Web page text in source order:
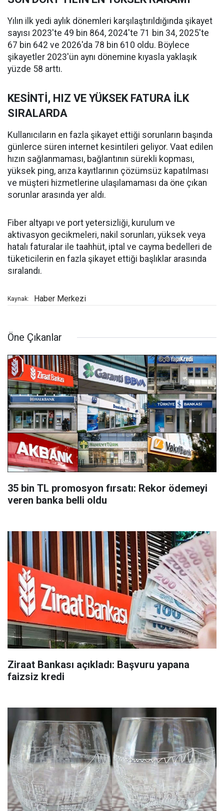
Yılın ilk yedi aylık dönemleri karşılaştırıldığında şikayet
sayısı 2023'te 49 bin 864, 2024'te 71 bin 34, 2025'te
67 bin 642 ve 2026'da 78 bin 610 oldu. Böylece
şikayetler 2023'ün aynı dönemine kıyasla yaklaşık
yüzde 58 arttı.
KESİNTİ, HIZ VE YÜKSEK FATURA İLK
SIRALARDA
Kullanıcıların en fazla şikayet ettiği sorunların başında
günlerce süren internet kesintileri geliyor. Vaat edilen
hızın sağlanmaması, bağlantının sürekli kopması,
yüksek ping, arıza kayıtlarının çözümsüz kapatılması
ve müşteri hizmetlerine ulaşılamaması da öne çıkan
sorunlar arasında yer aldı.
Fiber altyapı ve port yetersizliği, kurulum ve
aktivasyon gecikmeleri, nakil sorunları, yüksek veya
hatalı faturalar ile taahhüt, iptal ve cayma bedelleri de
tüketicilerin en fazla şikayet ettiği başlıklar arasında
sıralandı.
Kaynak: Haber Merkezi
Öne Çıkanlar
35 bin TL promosyon fırsatı: Rekor ödemeyi
veren banka belli oldu
Ziraat Bankası açıkladı: Başvuru yapana
faizsiz kredi